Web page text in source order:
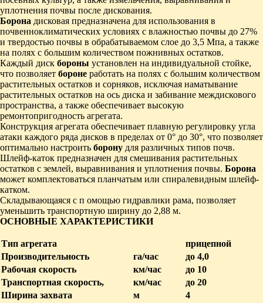
уплотнения почвы после дискования.
Борона дисковая предназначена для использования в
почвенноклиматических условиях с влажностью почвы до 27%
и твердостью почвы в обрабатываемом слое до 3,5 Мпа, а также
на полях с большим количеством пожнивных остатков.
Каждый диск бороны установлен на индивидуальной стойке,
что позволяет бороне работать на полях с большим количеством
растительных остатков и сорняков, исключая наматывание
растительных остатков на ось диска и забивание междискового
пространства, а также обеспечивает высокую
ремонтопригодность агрегата.
Конструкция агрегата обеспечивает плавную регулировку угла
атаки каждого ряда дисков в пределах от 0° до 30°, что позволяет
оптимально настроить борону для различных типов почв.
Шлейф-каток предназначен для смешивания растительных
остатков с землей, выравнивания и уплотнения почвы. Борона
может комплектоваться планчатым или спиралевидным шлейф-
катком.
Складывающаяся с п омощью гидравлики рама, позволяет
уменьшить транспортную ширину до 2,88 м.
ОСНОВНЫЕ ХАРАКТЕРИСТИКИ
Тип агрегата
прицепной
Производительность
га/час
до 4,0
Рабочая скорость
км/час
до 10
Транспортная скорость,
км/час
до 20
Ширина захвата
м
4